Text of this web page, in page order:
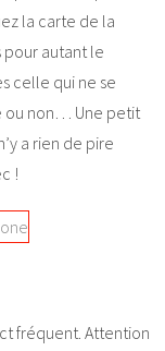
la carte de la
pour autant le
celle qui ne se
ou non… Une petit
a rien de pire
!
fréquent. Attention